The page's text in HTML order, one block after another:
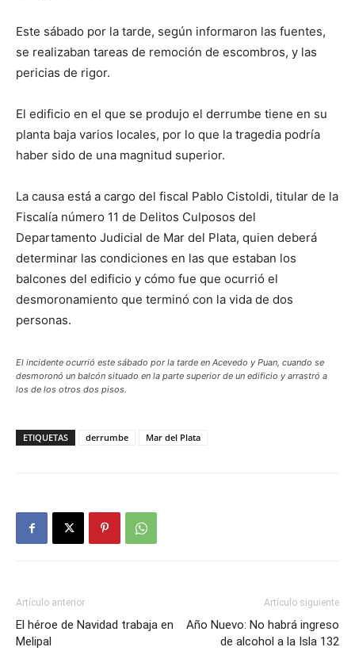
Este sábado por la tarde, según informaron las fuentes,
se realizaban tareas de remoción de escombros, y las
pericias de rigor.
El edificio en el que se produjo el derrumbe tiene en su
planta baja varios locales, por lo que la tragedia podría
haber sido de una magnitud superior.
La causa está a cargo del fiscal Pablo Cistoldi, titular de la
Fiscalía número 11 de Delitos Culposos del
Departamento Judicial de Mar del Plata, quien deberá
determinar las condiciones en las que estaban los
balcones del edificio y cómo fue que ocurrió el
desmoronamiento que terminó con la vida de dos
personas.
El incidente ocurrió este sábado por la tarde en Acevedo y Puan, cuando se
desmoronó un balcón situado en la parte superior de un edificio y arrastró a
los de los otros dos pisos.
ETIQUETAS derrumbe Mar del Plata
Artículo anterior
El héroe de Navidad trabaja en
Melipal
Artículo siguiente
Año Nuevo: No habrá ingreso
de alcohol a la Isla 132